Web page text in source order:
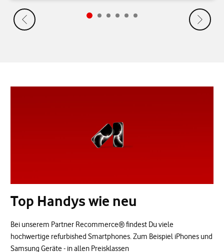
Top Handys wie neu
Bei unserem Partner Recommerce® findest Du viele
hochwertige refurbished Smartphones. Zum Beispiel iPhones und
Samsung Geräte - in allen Preisklassen